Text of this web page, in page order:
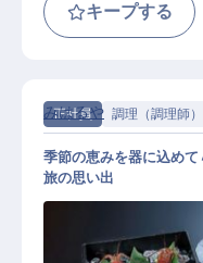
キープする
正社員 調理（調理師）
みはるや
季節の恵みを器に込め
旅の思い出